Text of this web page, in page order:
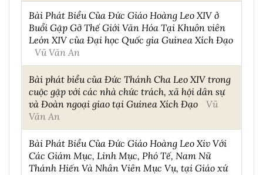
Bài Phát Biểu Của Đức Giáo Hoàng Leo XIV ở
Buổi Gặp Gỡ Thế Giới Văn Hóa Tại Khuôn viên
León XIV của Đại học Quốc gia Guinea Xích Đạo
Vũ Văn An
Bài phát biểu của Đức Thánh Cha Leo XIV trong
cuộc gặp với các nhà chức trách, xã hội dân sự
và Đoàn ngoại giao tại Guinea Xích Đạo
Vũ
Văn An
Bài Phát Biểu Của Đức Giáo Hoàng Leo Xiv Với
Các Giám Mục, Linh Mục, Phó Tế, Nam Nữ
Thánh Hiến Và Nhân Viên Mục Vụ, tại Giáo xứ